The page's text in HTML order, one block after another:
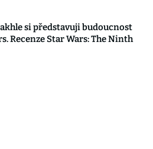
si představuji budoucnost
Recenze Star Wars: The Ninth